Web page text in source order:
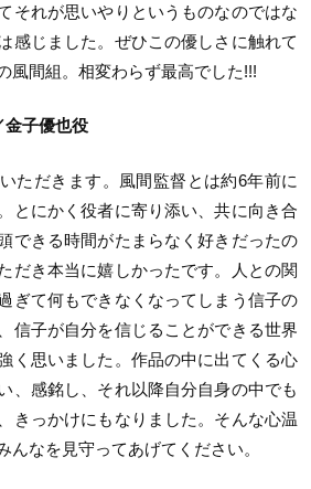
それが思いやりというものなのではな
感じました。ぜひこの優しさに触れて
風間組。相変わらず最高でした!!!
金子優也役
ただきます。風間監督とは約6年前に
とにかく役者に寄り添い、共に向き合
できる時間がたまらなく好きだったの
だき本当に嬉しかったです。人との関
ぎて何もできなくなってしまう信子の
信子が自分を信じることができる世界
く思いました。作品の中に出てくる心
、感銘し、それ以降自分自身の中でも
きっかけにもなりました。そんな心温
んなを見守ってあげてください。